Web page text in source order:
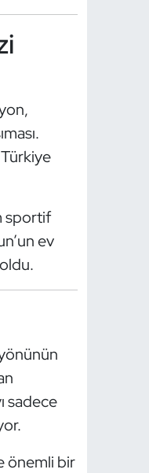
sportif
ev
sadece
önemli bir